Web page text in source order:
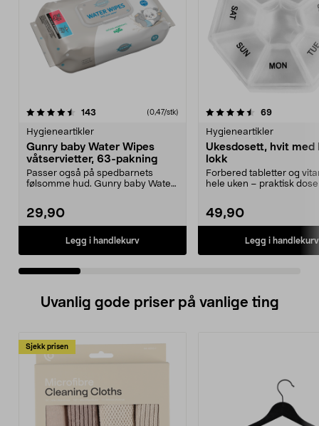
143 (0,47/stk)
Hygieneartikler
Gunry baby Water Wipes
våtservietter, 63-pakning
Passer også på spedbarnets
følsomme hud. Gunry baby Water
29,90
Legg i handlekurv
4.5 av 5 stjerner 69
Hygieneartikler
Ukesdosett, hvit med
lokk
Forbered tabletter og
hele uken – praktisk
49,90
Legg i handlekurv
4.5 av 5 stjerner
Uvanlig gode priser på vanlige ting
Sjekk prisen